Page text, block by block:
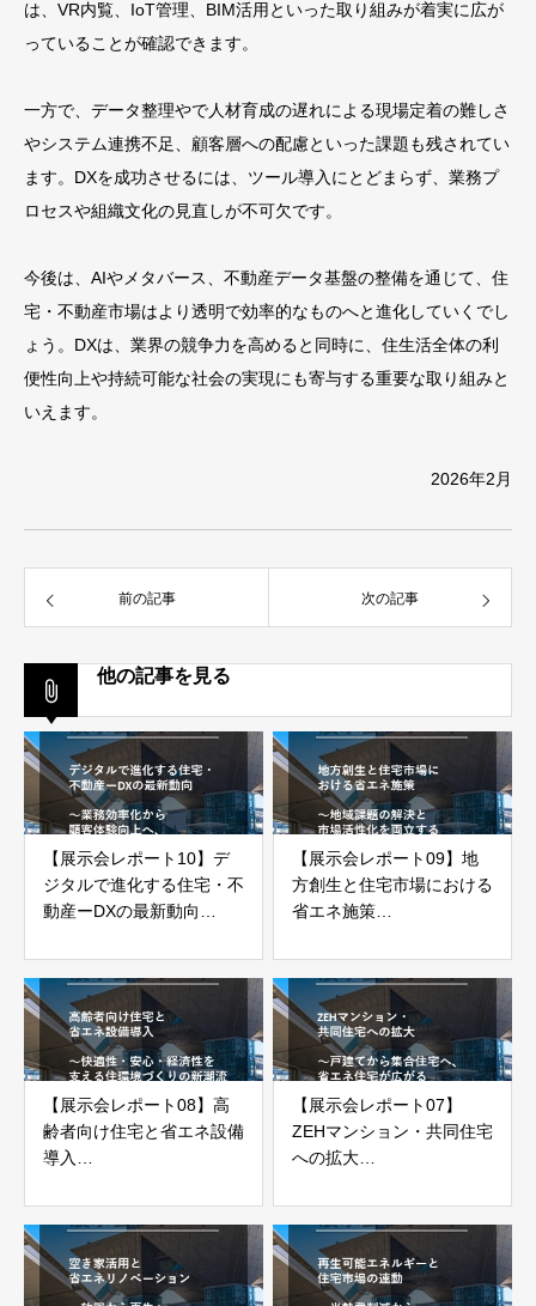
は、VR内覧、IoT管理、BIM活用といった取り組みが着実に広が
っていることが確認できます。
一方で、データ整理やで人材育成の遅れによる現場定着の難しさ
やシステム連携不足、顧客層への配慮といった課題も残されてい
ます。DXを成功させるには、ツール導入にとどまらず、業務プ
ロセスや組織文化の見直しが不可欠です。
今後は、AIやメタバース、不動産データ基盤の整備を通じて、住
宅・不動産市場はより透明で効率的なものへと進化していくでし
ょう。DXは、業界の競争力を高めると同時に、住生活全体の利
便性向上や持続可能な社会の実現にも寄与する重要な取り組みと
いえます。
2026年2月
前の記事 次の記事
他の記事を見る
【展示会レポート10】デ
ジタルで進化する住宅・不
動産ーDXの最新動向
向上へ、業界変革の現在地
【展示会レポート09】地
方創生と住宅市場における
省エネ施策
性化を両立する住まいづく
り～
【展示会レポート08】高
齢者向け住宅と省エネ設備
導入
支える住環境づくりの新潮
流～
【展示会レポート07】
ZEHマンション・共同住宅
への拡大
省エネ住宅が広がる次のス
テージ～